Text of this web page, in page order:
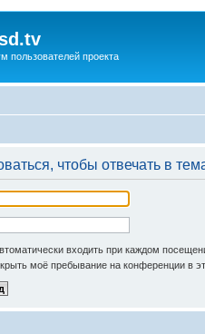
пользователей проекта
чтобы отвечать в
входить при каждом
моё пребывание на конференции в